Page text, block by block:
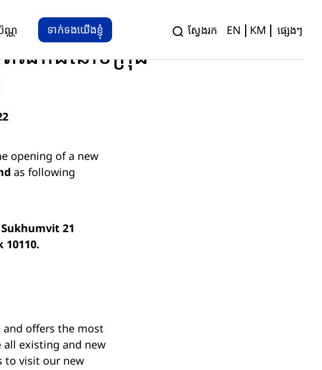
ណ្ណ ទាក់ទងយើងខ្ញុំ ស្វែងរក EN KM ផ្សេងៗ
នៅទីក្រុងបាងកក ប្រទេសថៃ
ណាងនៅទីក្រុង
opening of a new
as following
21
10110.
and offers the most
all existing and new
to visit our new